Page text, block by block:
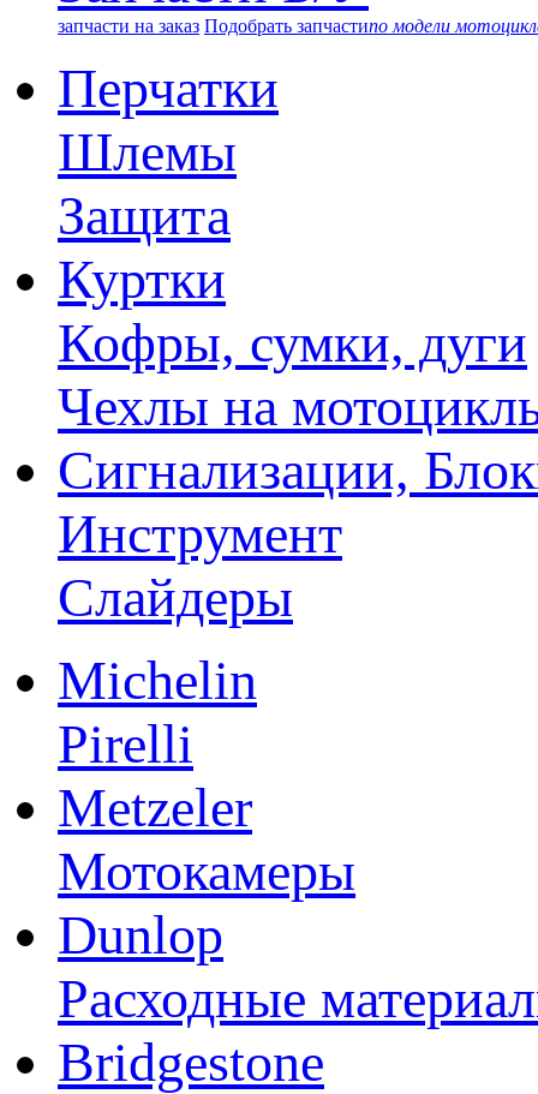
запчасти на заказ Подобрать запчастипо модели
Перчатки
Шлемы
Защита
Куртки
Кофры, сумки, дуги
Чехлы на
Сигнализации,
Инструмент
Слайдеры
Michelin
Pirelli
Metzeler
Мотокамеры
Dunlop
Расходные
Bridgestone